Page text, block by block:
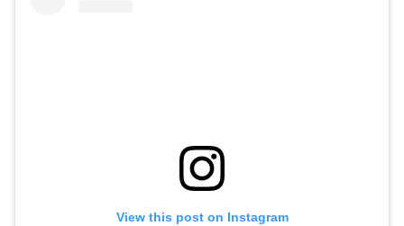
View this post on Instagram